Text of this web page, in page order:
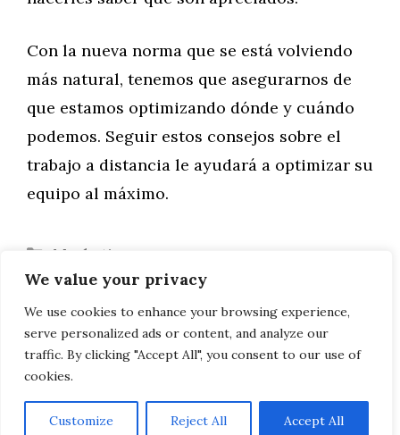
We value your privacy
We use cookies to enhance your browsing experience,
serve personalized ads or content, and analyze our
traffic. By clicking "Accept All", you consent to our use of
cookies.
Customize Reject All Accept All
Con la nueva norma que se está volviendo
más natural, tenemos que asegurarnos de
que estamos optimizando dónde y cuándo
podemos. Seguir estos consejos sobre el
trabajo a distancia le ayudará a optimizar su
equipo al máximo.
Categorías
Marketing
Rompiendo los malos hábitos que
pueden dañar su sonrisa
Comprender sus opciones quirúrgicas
AVISO LEGAL, POLITICA DE PRIVACIDAD, COOKIES